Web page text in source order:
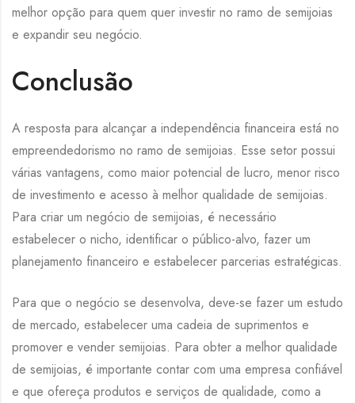
melhor opção para quem quer investir no ramo de semijoias
e expandir seu negócio.
Conclusão
A resposta para alcançar a independência financeira está no
empreendedorismo no ramo de semijoias. Esse setor possui
várias vantagens, como maior potencial de lucro, menor risco
de investimento e acesso à melhor qualidade de semijoias.
Para criar um negócio de semijoias, é necessário
estabelecer o nicho, identificar o público-alvo, fazer um
planejamento financeiro e estabelecer parcerias estratégicas.
Para que o negócio se desenvolva, deve-se fazer um estudo
de mercado, estabelecer uma cadeia de suprimentos e
promover e vender semijoias. Para obter a melhor qualidade
de semijoias, é importante contar com uma empresa confiável
e que ofereça produtos e serviços de qualidade, como a